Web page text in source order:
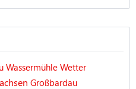
Wassermühle Wetter
Großbardau